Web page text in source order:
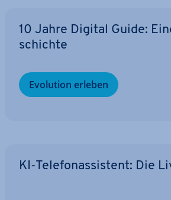
10 Jahre Digital Guide:
schich­te
Evolution erleben
KI-Te­le­fon­as­sis­tent: Die